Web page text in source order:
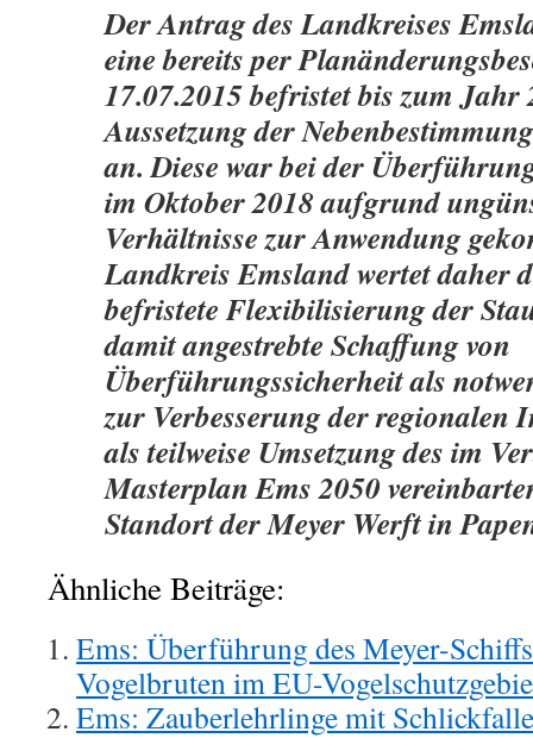
Der Antrag des Landkreises
eine bereits per
17.07.2015 befristet bis zum Jahr
Aussetzung der
an. Diese war bei der
im Oktober 2018 aufgrund
Verhältnisse zur Anwendung
Landkreis Emsland wertet daher
befristete Flexibilisierung der
damit angestrebte Schaffung von
Überführungssicherheit als
zur Verbesserung der
als teilweise Umsetzung des im
Masterplan Ems 2050
Standort der Meyer Werft in
Ähnliche Beiträge:
Ems: Überführung des Meyer-
Vogelbruten im EU-
Ems: Zauberlehrlinge mit